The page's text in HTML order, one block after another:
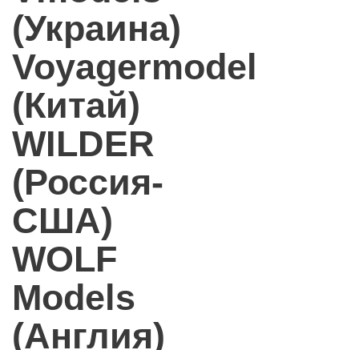
(Украина)
Voyagermodel
(Китай)
WILDER
(Россия-
США)
WOLF
Models
(Англия)